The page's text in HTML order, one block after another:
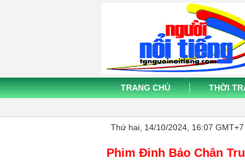
TRANG CHỦ THỜI
Thứ hai, 14/10/2024, 16:07 GMT+7
Phim Đinh Bảo Chân